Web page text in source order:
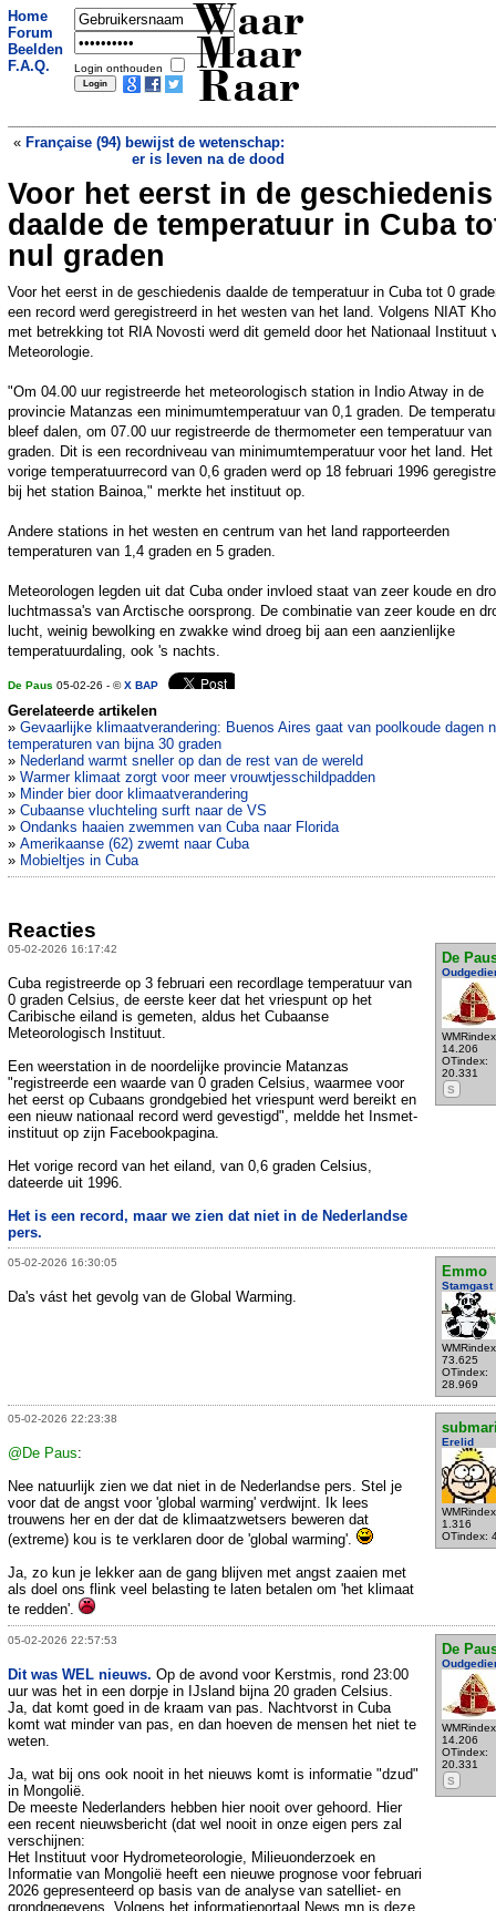
Home
Forum
Beelden
F.A.Q.
Login onthouden
Waar
Maar
Raar
« Française (94) bewijst de wetenschap:
er is leven na de dood
Onderzoekers vinden manier om beton
te maken met woestijnzand»
Voor het eerst in de geschiedenis
daalde de temperatuur in Cuba
nul graden
Voor het eerst in de geschiedenis daalde de temperatuur in Cuba tot 0
een record werd geregistreerd in het westen van het land. Volgens NIAT
met betrekking tot RIA Novosti werd dit gemeld door het Nationaal Instituut
Meteorologie.
"Om 04.00 uur registreerde het meteorologisch station in Indio Atway in de
provincie Matanzas een minimumtemperatuur van 0,1 graden. De
bleef dalen, om 07.00 uur registreerde de thermometer een temperatuur van
graden. Dit is een recordniveau van minimumtemperatuur voor het land. Het
vorige temperatuurrecord van 0,6 graden werd op 18 februari 1996
bij het station Bainoa," merkte het instituut op.
Andere stations in het westen en centrum van het land rapporteerden
temperaturen van 1,4 graden en 5 graden.
Meteorologen legden uit dat Cuba onder invloed staat van zeer koude en
luchtmassa's van Arctische oorsprong. De combinatie van zeer koude en
lucht, weinig bewolking en zwakke wind droeg bij aan een aanzienlijke
temperatuurdaling, ook 's nachts.
De Paus 05-02-26 - ©X BAP
Gerelateerde artikelen
» Gevaarlijke klimaatverandering: Buenos Aires gaat van poolkoude dagen
temperaturen van bijna 30 graden
» Nederland warmt sneller op dan de rest van de wereld
» Warmer klimaat zorgt voor meer vrouwtjesschildpadden
» Minder bier door klimaatverandering
» Cubaanse vluchteling surft naar de VS
» Ondanks haaien zwemmen van Cuba naar Florida
» Amerikaanse (62) zwemt naar Cuba
» Mobieltjes in Cuba
Reacties
05-02-2026 16:17:42
De
14.206
OTindex:
20.331
S
Cuba registreerde op 3 februari een recordlage temperatuur van
0 graden Celsius, de eerste keer dat het vriespunt op het
Caribische eiland is gemeten, aldus het Cubaanse
Meteorologisch Instituut.
Een weerstation in de noordelijke provincie Matanzas
"registreerde een waarde van 0 graden Celsius, waarmee voor
het eerst op Cubaans grondgebied het vriespunt werd bereikt en
een nieuw nationaal record werd gevestigd", meldde het Insmet-
instituut op zijn Facebookpagina.
Het vorige record van het eiland, van 0,6 graden Celsius,
dateerde uit 1996.
Het is een record, maar we zien dat niet in de Nederlandse
pers.
05-02-2026 16:30:05
Emmo
Stamgast
73.625
OTindex:
28.969
Da's vást het gevolg van de Global Warming.
05-02-2026 22:23:38
Erelid
1.316
OTindex:
@De Paus:
Nee natuurlijk zien we dat niet in de Nederlandse pers. Stel je
voor dat de angst voor 'global warming' verdwijnt. Ik lees
trouwens her en der dat de klimaatzwetsers beweren dat
(extreme) kou is te verklaren door de 'global warming'.
Ja, zo kun je lekker aan de gang blijven met angst zaaien met
als doel ons flink veel belasting te laten betalen om 'het klimaat
te redden'.
05-02-2026 22:57:53
De
14.206
OTindex:
20.331
S
Dit was WEL nieuws. Op de avond voor Kerstmis, rond 23:00
uur was het in een dorpje in IJsland bijna 20 graden Celsius.
Ja, dat komt goed in de kraam van pas. Nachtvorst in Cuba
komt wat minder van pas, en dan hoeven de mensen het niet te
weten.
Ja, wat bij ons ook nooit in het nieuws komt is informatie "dzud"
in Mongolië.
De meeste Nederlanders hebben hier nooit over gehoord. Hier
een recent nieuwsbericht (dat wel nooit in onze eigen pers zal
verschijnen:
Het Instituut voor Hydrometeorologie, Milieuonderzoek en
Informatie van Mongolië heeft een nieuwe prognose voor februari
2026 gepresenteerd op basis van de analyse van satelliet- en
grondgegevens. Volgens het informatieportaal News.mn is deze